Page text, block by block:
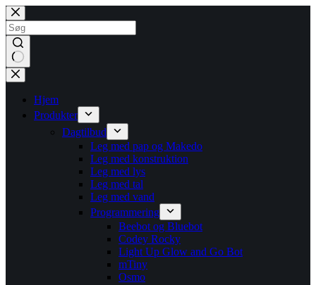
Fortsæt
til
indhold
Ingen
resultater
Hjem
Produkter
Dagtilbud
Leg med pap og Makedo
Leg med konstruktion
Leg med lys
Leg med tal
Leg med vand
Programmering
Beebot og Bluebot
Codey Rocky
Light Up Glow and Go Bot
mTiny
Osmo